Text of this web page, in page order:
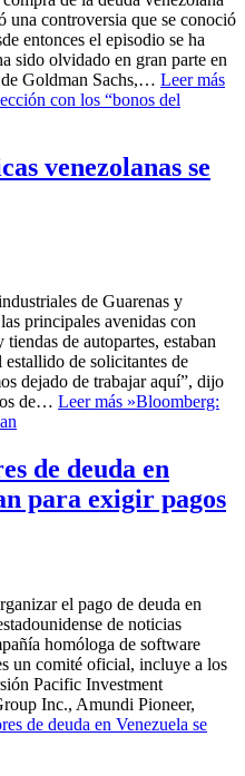
controversia que se conoció
entonces el episodio se ha
sido olvidado en gran parte en
Goldman Sachs,… Leer más
con los “bonos del
venezolanas se
de Guarenas y
principales avenidas con
de autopartes, estaban
de solicitantes de
dejado de trabajar aquí”, dijo
de… Leer más »Bloomberg:
de deuda en
para exigir pagos
el pago de deuda en
de noticias
homóloga de software
un comité oficial, incluye a los
Pacific Investment
Inc., Amundi Pioneer,
de deuda en Venezuela se